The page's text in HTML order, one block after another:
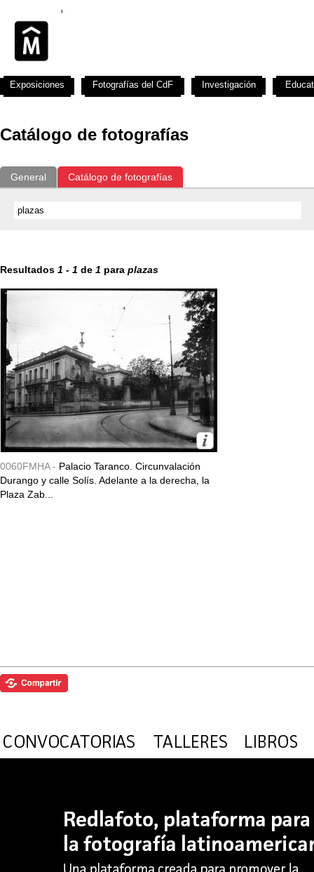
Catálogo de fotografías
General Catálogo de fotografías
Resultados 1 - 1 de 1 para plazas
0060FMHA - Palacio Taranco. Circunvalación
Durango y calle Solís. Adelante a la derecha, la
Plaza Zab...
Exposiciones Fotografías del CdF Investigación